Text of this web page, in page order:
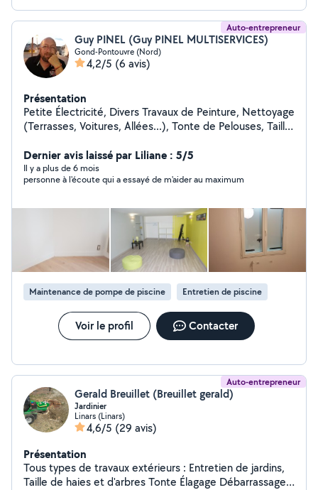
Auto-entrepreneur
Guy PINEL (Guy PINEL MULTISERVICES)
Gond-Pontouvre (Nord)
4,2/5 (6 avis)
Présentation
Petite Électricité, Divers Travaux de Peinture, Nettoyage
(Terrasses, Voitures, Allées...), Tonte de Pelouses, Taille
Livraison de Courses, Assistance Informatique, etc...
Dernier avis laissé par Liliane : 5/5
Il y a plus de 6 mois
personne à l'écoute qui a essayé de m'aider au maximum
Maintenance de pompe de piscine Entretien de piscine
Voir le profil Contacter
Auto-entrepreneur
Gerald Breuillet (Breuillet gerald)
Jardinier
Linars (Linars)
4,6/5 (29 avis)
Présentation
Tous types de travaux extérieurs : Entretien de jardins,
Taille de haies et d'arbres Tonte Élagage Débarrassage